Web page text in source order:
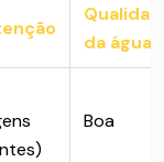
da água
Boa